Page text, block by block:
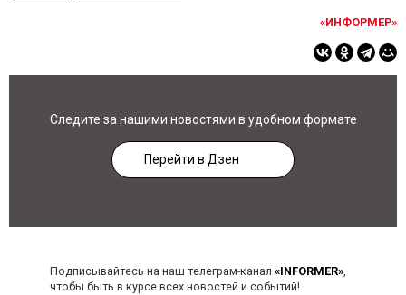
«ИНФОРМЕР»
Следите за нашими новостями в удобном формате
Перейти в Дзен
Подписывайтесь на наш телеграм-канал «INFORMER»,
чтобы быть в курсе всех новостей и событий!